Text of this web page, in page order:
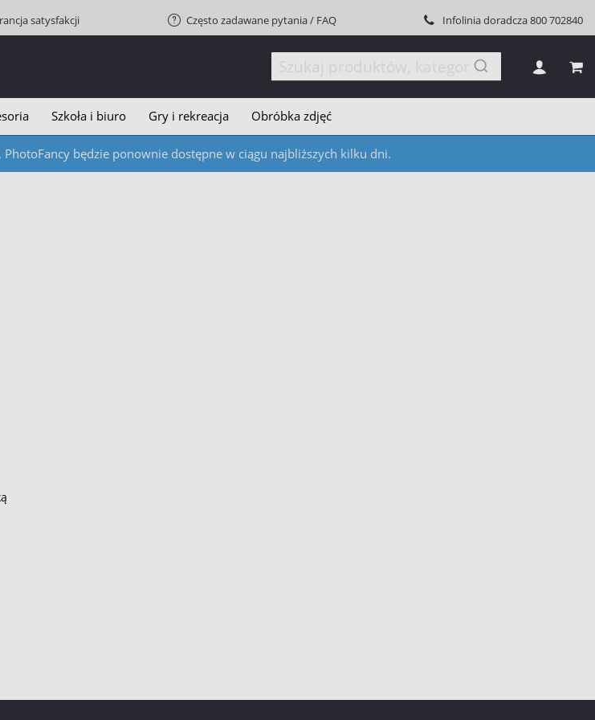
satysfakcji Często zadawane pytania / FAQ Infolinia doradcza800 702840
Szkoła i biuro Gry i rekreacja Obróbka zdjęć
będzie ponownie dostępne w ciągu najbliższych kilku dni.